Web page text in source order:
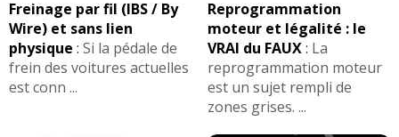
Freinage par fil (IBS / By
Wire) et sans lien
physique : Si la pédale de
frein des voitures actuelles
est conn ...
Reprogrammation
moteur et légalité : le
VRAI du FAUX: La
reprogrammation moteur
est un sujet rempli de
zones grises. ...